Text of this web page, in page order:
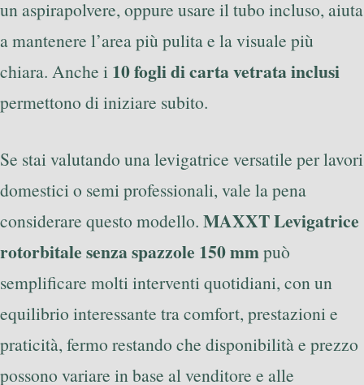
un aspirapolvere, oppure usare il tubo incluso, aiuta
a mantenere l’area più pulita e la visuale più
chiara. Anche i 10 fogli di carta vetrata inclusi
permettono di iniziare subito.
Se stai valutando una levigatrice versatile per lavori
domestici o semi professionali, vale la pena
considerare questo modello. MAXXT Levigatrice
rotorbitale senza spazzole 150 mmpuò
semplificare molti interventi quotidiani, con un
equilibrio interessante tra comfort, prestazioni e
praticità, fermo restando che disponibilità e prezzo
possono variare in base al venditore e alle